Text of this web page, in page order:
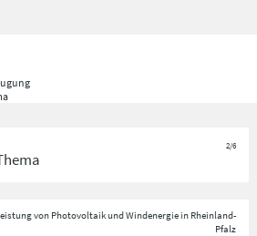
2/6
von Photovoltaik und Windenergie in Rheinland-
Pfalz